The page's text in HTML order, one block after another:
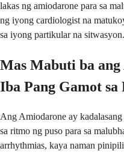
lakas ng amiodarone para sa
ng iyong cardiologist na
sa iyong partikular na sitwasyon.
Mas Mabuti ba
Iba Pang Gamot sa
Ang Amiodarone ay
sa ritmo ng puso para sa
arrhythmias, kaya naman